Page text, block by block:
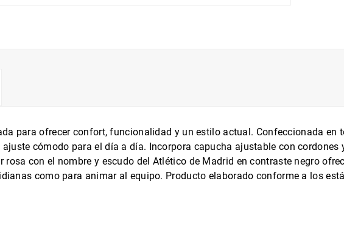
para ofrecer confort, funcionalidad y un estilo actual. Confeccionada en
cómodo para el día a día. Incorpora capucha ajustable con
con el nombre y escudo del Atlético de Madrid en contraste negro
como para animar al equipo. Producto elaborado conforme a los